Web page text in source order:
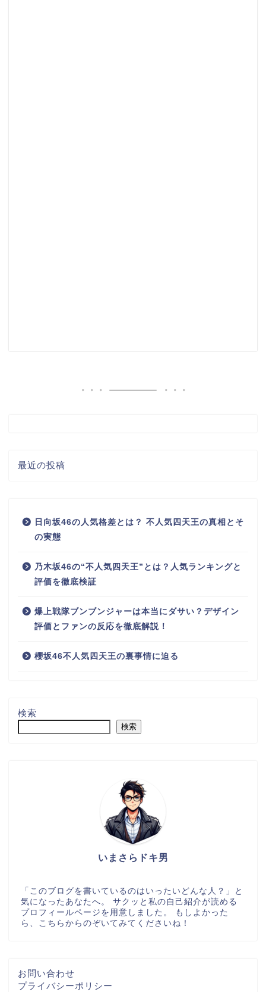
最近の投稿
日向坂46の人気格差とは？ 不人気四天王の真相とそ
の実態
乃木坂46の“不人気四天王”とは？人気ランキングと
評価を徹底検証
爆上戦隊ブンブンジャーは本当にダサい？デザイン
評価とファンの反応を徹底解説！
櫻坂46不人気四天王の裏事情に迫る
検索
検索
いまさらドキ男
「このブログを書いているのはいったいどんな人？」と
気になったあなたへ。 サクッと私の自己紹介が読める
プロフィールページを用意しました。 もしよかった
ら、こちらからのぞいてみてくださいね！
お問い合わせ
プライバシーポリシー